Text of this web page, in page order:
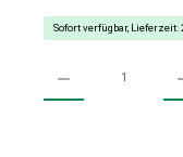
Sofort verfügbar, Lieferzeit: